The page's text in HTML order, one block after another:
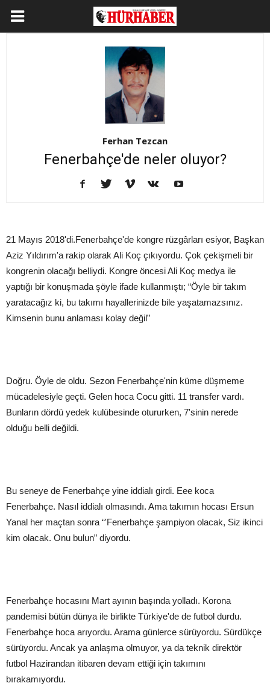
Ferhan Tezcan
Fenerbahçe'de neler oluyor?
21 Mayıs 2018'di.Fenerbahçe'de kongre rüzgârları esiyor, Başkan
Aziz Yıldırım'a rakip olarak Ali Koç çıkıyordu. Çok çekişmeli bir
kongrenin olacağı belliydi. Kongre öncesi Ali Koç medya ile
yaptığı bir konuşmada şöyle ifade kullanmıştı; “Öyle bir takım
yaratacağız ki, bu takımı hayallerinizde bile yaşatamazsınız.
Kimsenin bunu anlaması kolay değil”
Doğru. Öyle de oldu. Sezon Fenerbahçe'nin küme düşmeme
mücadelesiyle geçti. Gelen hoca Cocu gitti. 11 transfer vardı.
Bunların dördü yedek kulübesinde otururken, 7'sinin nerede
olduğu belli değildi.
Bu seneye de Fenerbahçe yine iddialı girdi. Eee koca
Fenerbahçe. Nasıl iddialı olmasındı. Ama takımın hocası Ersun
Yanal her maçtan sonra “'Fenerbahçe şampiyon olacak, Siz ikinci
kim olacak. Onu bulun” diyordu.
Fenerbahçe hocasını Mart ayının başında yolladı. Korona
pandemisi bütün dünya ile birlikte Türkiye'de de futbol durdu.
Fenerbahçe hoca arıyordu. Arama günlerce sürüyordu. Sürdükçe
sürüyordu. Ancak ya anlaşma olmuyor, ya da teknik direktör
futbol Hazirandan itibaren devam ettiği için takımını
bırakamıyordu.